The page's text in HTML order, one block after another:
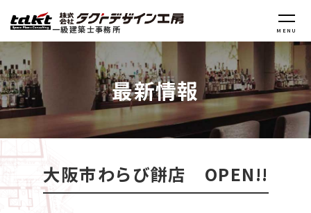
一級建築士事務所 MENU
最新情報
大阪市わらび餅店 OPEN!!